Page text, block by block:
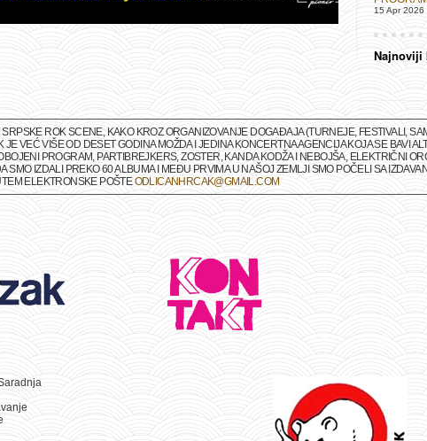
15 Apr 2026
Najnoviji
ROK SCENE, KAKO KROZ ORGANIZOVANJE DOGAĐAJA (TURNEJE, FESTIVALI,
VEĆ VIŠE OD DESET GODINA MOŽDA I JEDINA KONCERTNA AGENCIJA KOJA SE BAVI
PROGRAM, PARTIBREJKERS, ZOSTER, KANDA KODŽA I NEBOJŠA, ELEKTRIČNI
SMO IZDALI PREKO 60 ALBUMA I MEĐU PRVIMA U NAŠOJ ZEMLJI SMO POČELI SA
ELEKTRONSKE POŠTEODLICANHRCAK@GMAIL.COM